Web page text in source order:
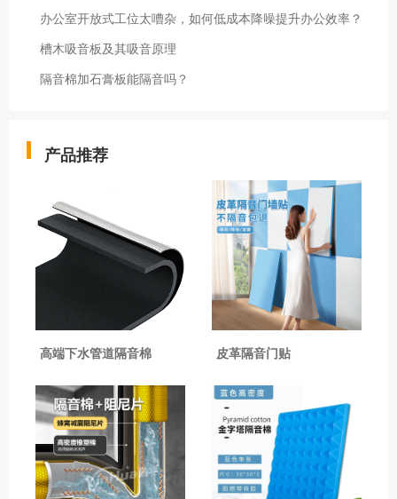
办公室开放式工位太嘈杂，如何低成本降噪提升办公效率？
槽木吸音板及其吸音原理
隔音棉加石膏板能隔音吗？
产品推荐
高端下水管道隔音棉 皮革隔音门贴